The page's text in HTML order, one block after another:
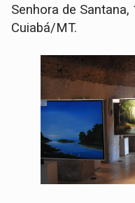
Senhora de Santana,
Cuiabá/MT.